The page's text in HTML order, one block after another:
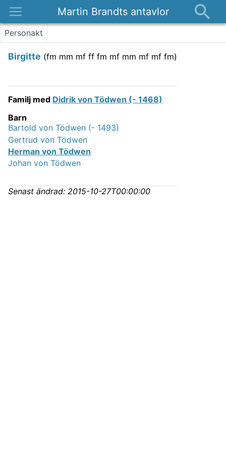
Martin Brandts antavlor
Platser
Om
Personakt
Birgitte (fm mm mf ff fm mf mm mf mf fm)
Familj med Didrik von Tödwen (- 1468)
Barn
Bartold von Tödwen (- 1493)
Gertrud von Tödwen
Herman von Tödwen
Johan von Tödwen
Senast ändrad: 2015-10-27T00:00:00